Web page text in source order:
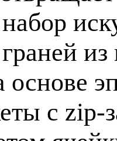
основе
с zip-